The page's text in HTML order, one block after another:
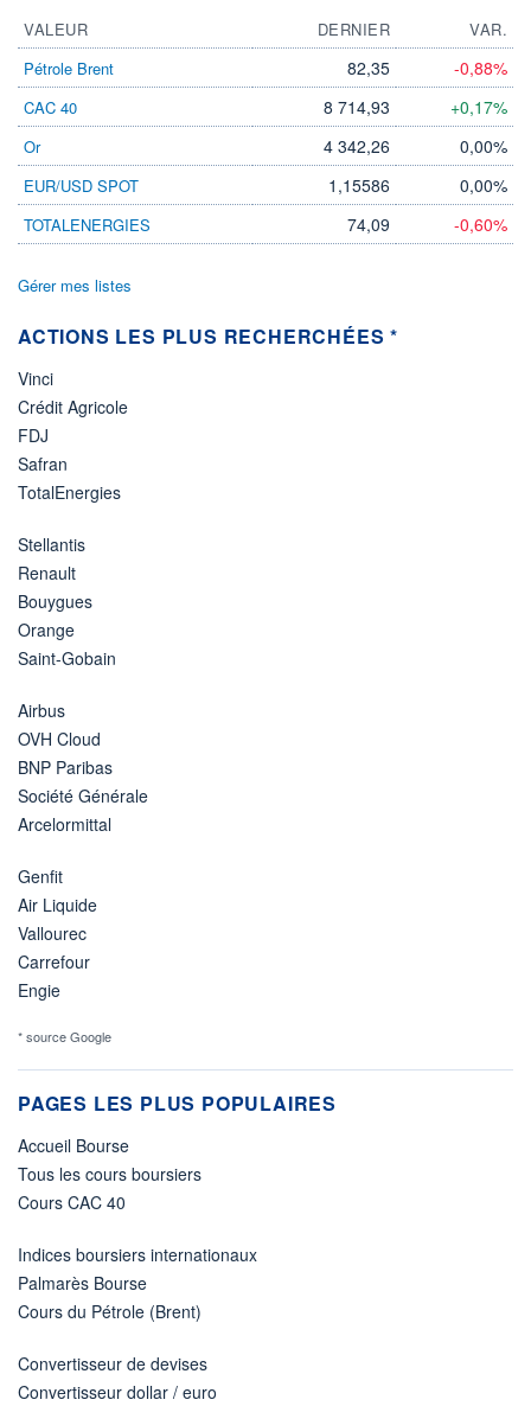
VALEUR DERNIER
VAR.
Pétrole Brent
82,35 -0,88%
CAC 40 8 714,93 +0,17%
Or 4 342,26 0,00%
EUR/USD SPOT 1,15586 0,00%
TOTALENERGIES 74,09 -0,60%
Gérer mes listes
ACTIONS LES PLUS RECHERCHÉES *
Vinci
Crédit Agricole
FDJ
Safran
TotalEnergies
Stellantis
Renault
Bouygues
Orange
Saint-Gobain
Airbus
OVH Cloud
BNP Paribas
Société Générale
Arcelormittal
Genfit
Air Liquide
Vallourec
Carrefour
Engie
* source Google
PAGES LES PLUS POPULAIRES
Accueil Bourse
Tous les cours boursiers
Cours CAC 40
Indices boursiers internationaux
Palmarès Bourse
Cours du Pétrole (Brent)
Convertisseur de devises
Convertisseur dollar / euro